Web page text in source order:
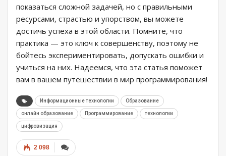
показаться сложной задачей, но с правильными
ресурсами, страстью и упорством, вы можете
достичь успеха в этой области. Помните, что
практика — это ключ к совершенству, поэтому не
бойтесь экспериментировать, допускать ошибки и
учиться на них. Надеемся, что эта статья поможет
вам в вашем путешествии в мир программирования!
Информационные технологии Образование
онлайн образование Программирование технологии
цифровизация
2 098